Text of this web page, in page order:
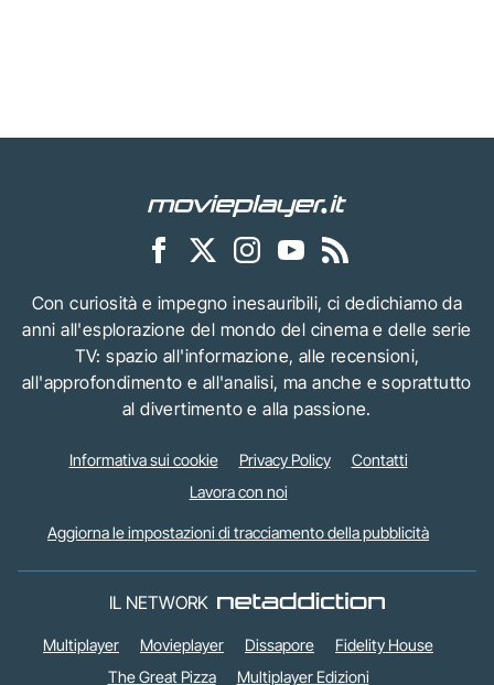
Con curiosità e impegno inesauribili, ci dedichiamo da
anni all'esplorazione del mondo del cinema e delle serie
TV: spazio all'informazione, alle recensioni,
all'approfondimento e all'analisi, ma anche e soprattutto
al divertimento e alla passione.
Informativa sui cookie Privacy Policy
Contatti
Lavora con noi
Aggiorna le impostazioni di tracciamento della pubblicità
IL NETWORK
Multiplayer Movieplayer Dissapore
Fidelity House
The Great Pizza
Multiplayer Edizioni